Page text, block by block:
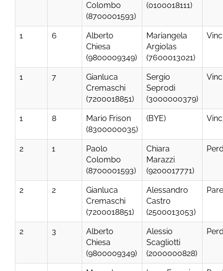
Colombo
(8700001593)
(0100018111)
1 6
Alberto
Chiesa
(9800009349)
Mariangela
Argiolas
(7600013021)
1 7
Gianluca
Cremaschi
(7200018851)
Sergio
Seprodi
(3000000379)
1 8
Mario Frison
(8300000035)
(BYE)
2 1
Paolo
Colombo
(8700001593)
Chiara
Marazzi
(9200017771)
2 2
Gianluca
Cremaschi
(7200018851)
Alessandro
Castro
(2500013053)
2 3
Alberto
Chiesa
(9800009349)
Alessio
Scagliotti
(2000000828)